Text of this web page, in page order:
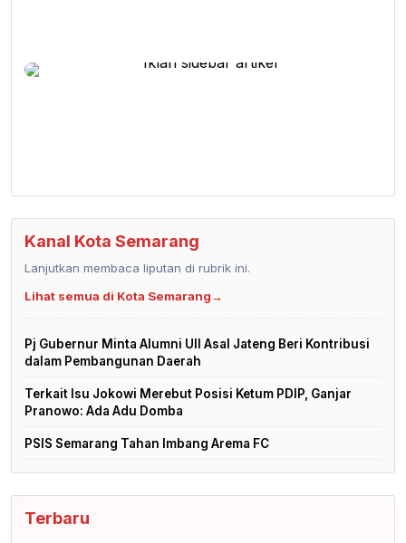
Kanal Kota Semarang
Lanjutkan membaca liputan di rubrik ini.
Lihat semua di Kota Semarang→
Pj Gubernur Minta Alumni UII Asal Jateng Beri Kontribusi
dalam Pembangunan Daerah
Terkait Isu Jokowi Merebut Posisi Ketum PDIP, Ganjar
Pranowo: Ada Adu Domba
PSIS Semarang Tahan Imbang Arema FC
Terbaru